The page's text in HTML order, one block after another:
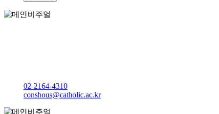
02-2164-4310
conshous@catholic.ac.kr